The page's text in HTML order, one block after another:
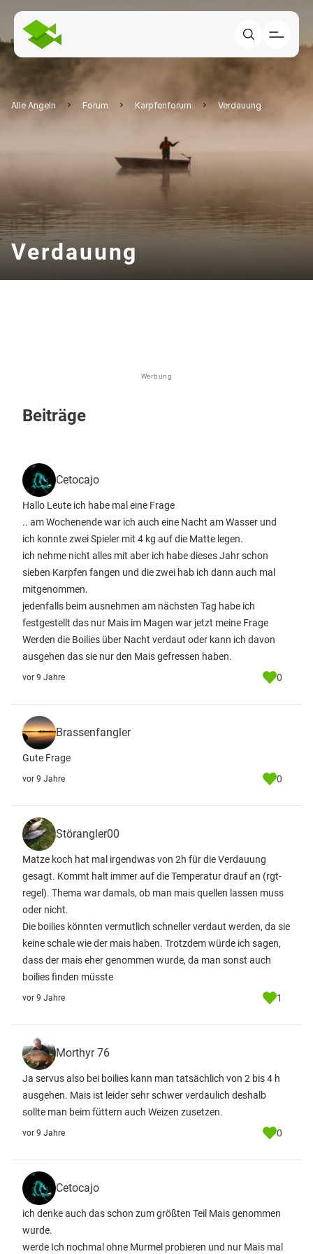
Alle Angeln Forum Karpfenforum Verdauung
Verdauung
Werbung
Beiträge
Cetocajo
Hallo Leute ich habe mal eine Frage
.. am Wochenende war ich auch eine Nacht am Wasser und
ich konnte zwei Spieler mit 4 kg auf die Matte legen.
ich nehme nicht alles mit aber ich habe dieses Jahr schon
sieben Karpfen fangen und die zwei hab ich dann auch mal
mitgenommen.
jedenfalls beim ausnehmen am nächsten Tag habe ich
festgestellt das nur Mais im Magen war jetzt meine Frage
Werden die Boilies über Nacht verdaut oder kann ich davon
ausgehen das sie nur den Mais gefressen haben.
vor 9 Jahre 0
Brassenfangler
Gute Frage
vor 9 Jahre 0
Störangler00
Matze koch hat mal irgendwas von 2h für die Verdauung
gesagt. Kommt halt immer auf die Temperatur drauf an (rgt-
regel). Thema war damals, ob man mais quellen lassen muss
oder nicht.
Die boilies könnten vermutlich schneller verdaut werden, da sie
keine schale wie der mais haben. Trotzdem würde ich sagen,
dass der mais eher genommen wurde, da man sonst auch
boilies finden müsste
vor 9 Jahre 1
Morthyr 76
Ja servus also bei boilies kann man tatsächlich von 2 bis 4 h
ausgehen. Mais ist leider sehr schwer verdaulich deshalb
sollte man beim füttern auch Weizen zusetzen.
vor 9 Jahre 0
Cetocajo
ich denke auch das schon zum größten Teil Mais genommen
wurde.
werde Ich nochmal ohne Murmel probieren und nur Mais mal